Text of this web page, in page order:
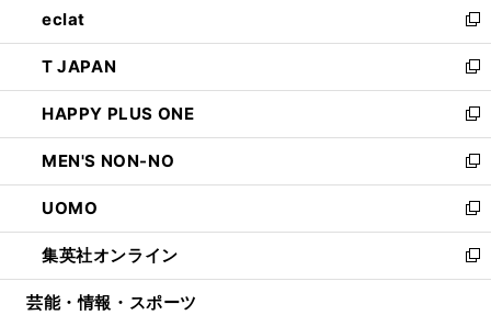
く
で
開
く
ド
ウ
で
開
く
ィ
ン
ド
ウ
で
開
く
い
ウ
ィ
ン
ド
ウ
で
開
く
eclat
新
し
い
ウ
ィ
ン
ド
ウ
で
開
く
T JAPAN
新
し
い
ウ
ィ
ン
ド
ウ
で
開
HAPPY PLUS ONE
新
し
い
ウ
ィ
ン
ド
ウ
MEN'S NON-NO
新
し
い
ウ
ィ
ン
UOMO
新
し
い
ウ
集英社オンライン
新
し
芸能・情報・スポーツ